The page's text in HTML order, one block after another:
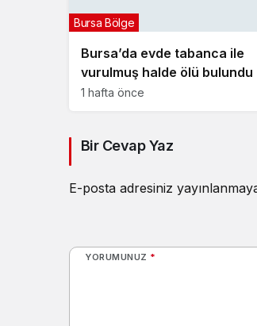
Bursa’da evde tabanca ile
vurulmuş halde ölü bulundu
Bursa Bölge
1 hafta önce
Bir Cevap Yaz
E-posta adresiniz
YORUMUNUZ *